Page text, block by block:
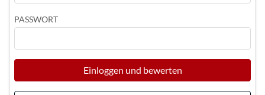
PASSWORT
Einloggen und bewerten